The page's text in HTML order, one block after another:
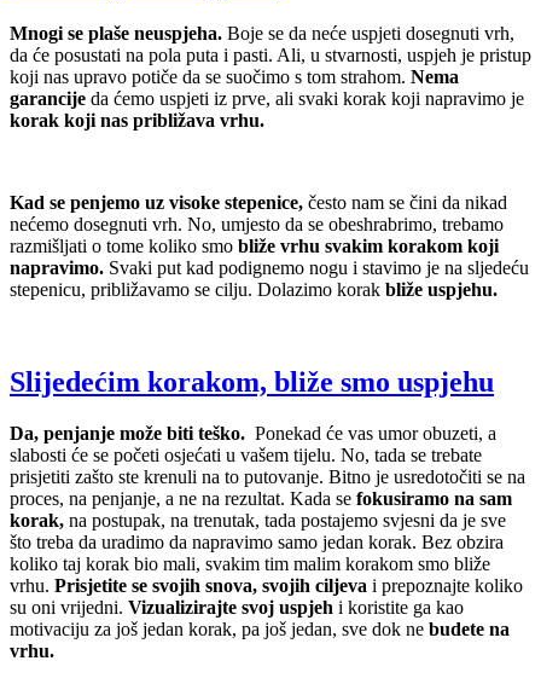
Mnogi se plaše neuspjeha. Boje se da neće uspjeti dosegnuti vrh,
da će posustati na pola puta i pasti. Ali, u stvarnosti, uspjeh je pristup
koji nas upravo potiče da se suočimo s tom strahom. Nema
garancije da ćemo uspjeti iz prve, ali svaki korak koji napravimo je
korak koji nas približava vrhu.
Kad se penjemo uz visoke stepenice, često nam se čini da nikad
nećemo dosegnuti vrh. No, umjesto da se obeshrabrimo, trebamo
razmišljati o tome koliko smo bliže vrhu svakim korakom koji
napravimo. Svaki put kad podignemo nogu i stavimo je na sljedeću
stepenicu, približavamo se cilju. Dolazimo korak bliže uspjehu.
Slijedećim korakom, bliže smo uspjehu
Da, penjanje može biti teško. Ponekad će vas umor obuzeti, a
slabosti će se početi osjećati u vašem tijelu. No, tada se trebate
prisjetiti zašto ste krenuli na to putovanje. Bitno je usredotočiti se na
proces, na penjanje, a ne na rezultat. Kada se fokusiramo na sam
korak, na postupak, na trenutak, tada postajemo svjesni da je sve
što treba da uradimo da napravimo samo jedan korak. Bez obzira
koliko taj korak bio mali, svakim tim malim korakom smo bliže
vrhu. Prisjetite se svojih snova, svojih ciljeva i prepoznajte koliko
su oni vrijedni. Vizualizirajte svoj uspjeh i koristite ga kao
motivaciju za još jedan korak, pa još jedan, sve dok ne budete na
vrhu.